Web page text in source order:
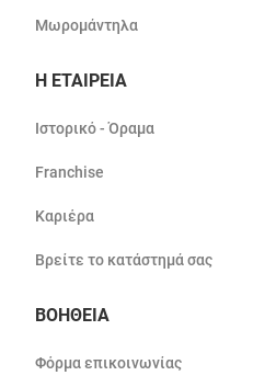
Μωρομάντηλα
Η ΕΤΑΙΡΕΙΑ
Ιστορικό - Όραμα
Franchise
Καριέρα
Βρείτε το κατάστημά σας
ΒΟΗΘΕΙΑ
Φόρμα επικοινωνίας